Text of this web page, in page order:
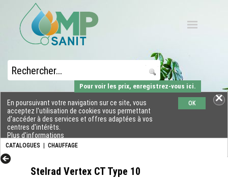
CATALOGUES CHAUFFAGE
En poursuivant votre navigation sur ce site, vous
acceptez l'utilisation de cookies vous permettant
d'accéder à des services et offres adaptées à vos
centres d'intérêts.
Plus d'informations
OK
Pour voir les prix, enregistrez-vous ici.